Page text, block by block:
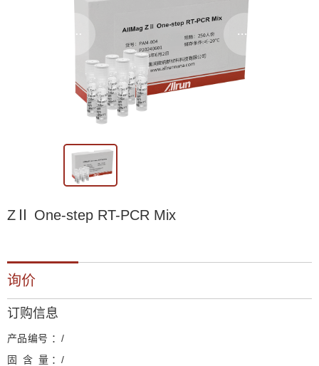
ZⅡ One-step RT-PCR Mix
询价
订购信息
产品编号 ： /
固 含 量 ： /